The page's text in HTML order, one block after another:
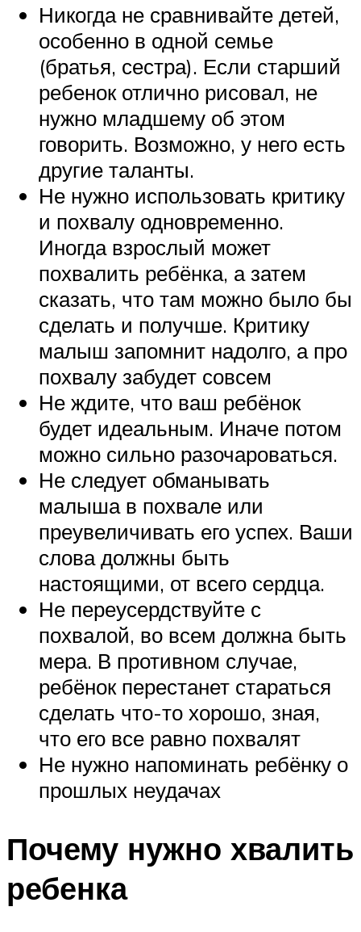
Никогда не сравнивайте детей,
особенно в одной семье
(братья, сестра). Если старший
ребенок отлично рисовал, не
нужно младшему об этом
говорить. Возможно, у него есть
другие таланты.
Не нужно использовать критику
и похвалу одновременно.
Иногда взрослый может
похвалить ребёнка, а затем
сказать, что там можно было бы
сделать и получше. Критику
малыш запомнит надолго, а про
похвалу забудет совсем
Не ждите, что ваш ребёнок
будет идеальным. Иначе потом
можно сильно разочароваться.
Не следует обманывать
малыша в похвале или
преувеличивать его успех. Ваши
слова должны быть
настоящими, от всего сердца.
Не переусердствуйте с
похвалой, во всем должна быть
мера. В противном случае,
ребёнок перестанет стараться
сделать что-то хорошо, зная,
что его все равно похвалят
Не нужно напоминать ребёнку о
прошлых неудачах
Почему нужно хвалить
ребенка